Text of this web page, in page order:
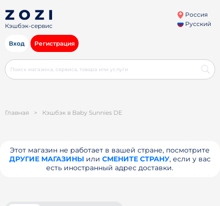
Кэшбэк-сервис
Россия
Русский
Вход Регистрация
Главная > Кэшбэк в Baby Sunnies DE
Этот магазин не работает в вашей стране, посмотрите
ДРУГИЕ МАГАЗИНЫили СМЕНИТЕ СТРАНУ, если у вас
есть иностранный адрес доставки.